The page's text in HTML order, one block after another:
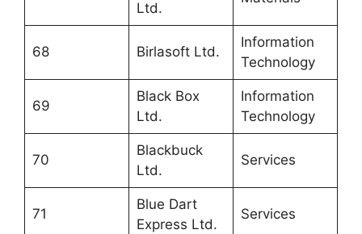
Ltd.
68 Birlasoft Ltd.
Information
Technology
69
Black Box
Ltd.
Information
Technology
70
Blackbuck
Ltd.
Services
71
Blue Dart
Express Ltd.
Services